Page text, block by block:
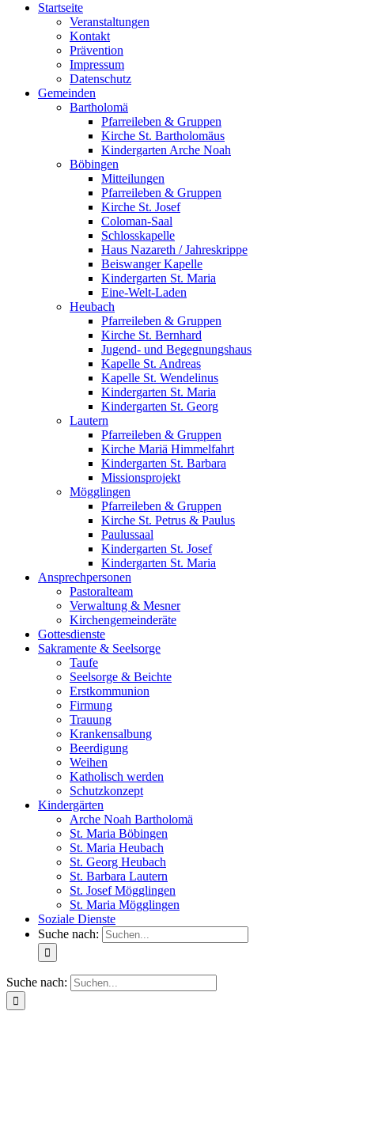
Startseite
Veranstaltungen
Kontakt
Prävention
Impressum
Datenschutz
Gemeinden
Bartholomä
Pfarreileben & Gruppen
Kirche St. Bartholomäus
Kindergarten Arche Noah
Böbingen
Mitteilungen
Pfarreileben & Gruppen
Kirche St. Josef
Coloman-Saal
Schlosskapelle
Haus Nazareth / Jahreskrippe
Beiswanger Kapelle
Kindergarten St. Maria
Eine-Welt-Laden
Heubach
Pfarreileben & Gruppen
Kirche St. Bernhard
Jugend- und Begegnungshaus
Kapelle St. Andreas
Kapelle St. Wendelinus
Kindergarten St. Maria
Kindergarten St. Georg
Lautern
Pfarreileben & Gruppen
Kirche Mariä Himmelfahrt
Kindergarten St. Barbara
Missionsprojekt
Mögglingen
Pfarreileben & Gruppen
Kirche St. Petrus & Paulus
Paulussaal
Kindergarten St. Josef
Kindergarten St. Maria
Ansprechpersonen
Pastoralteam
Verwaltung & Mesner
Kirchengemeinderäte
Gottesdienste
Sakramente & Seelsorge
Taufe
Seelsorge & Beichte
Erstkommunion
Firmung
Trauung
Krankensalbung
Beerdigung
Weihen
Katholisch werden
Schutzkonzept
Kindergärten
Arche Noah Bartholomä
St. Maria Böbingen
St. Maria Heubach
St. Georg Heubach
St. Barbara Lautern
St. Josef Mögglingen
St. Maria Mögglingen
Soziale Dienste
Suche nach:
Suche nach: